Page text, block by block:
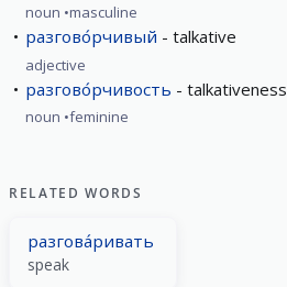
noun masculine
разгово́рчивый talkative
adjective
разгово́рчивость talkativeness
noun feminine
RELATED WORDS
разгова́ривать
speak